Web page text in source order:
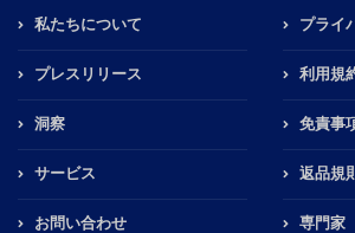
私たちについて
プレスリリース
洞察
サービス
お問い合わせ
プライ
利用規
免責事
返品規
専門家